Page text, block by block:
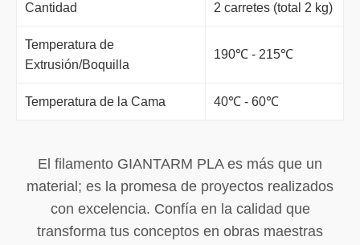
Cantidad 2 carretes (total 2 kg)
Temperatura de
Extrusión/Boquilla
190℃ - 215℃
Temperatura de la Cama 40℃ - 60℃
El filamento GIANTARM PLA es más que un
material; es la promesa de proyectos realizados
con excelencia. Confía en la calidad que
transforma tus conceptos en obras maestras